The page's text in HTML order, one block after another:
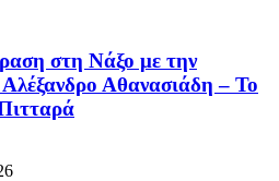
στη Νάξο με την
Αλέξανδρο Αθανασιάδη – Το